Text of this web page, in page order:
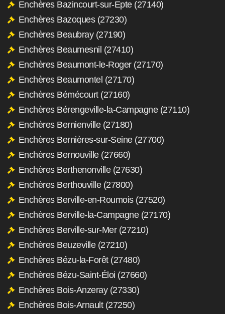
Enchères Bazincourt-sur-Epte (27140)
Enchères Bazoques (27230)
Enchères Beaubray (27190)
Enchères Beaumesnil (27410)
Enchères Beaumont-le-Roger (27170)
Enchères Beaumontel (27170)
Enchères Bémécourt (27160)
Enchères Bérengeville-la-Campagne (27110)
Enchères Bernienville (27180)
Enchères Bernières-sur-Seine (27700)
Enchères Bernouville (27660)
Enchères Berthenonville (27630)
Enchères Berthouville (27800)
Enchères Berville-en-Roumois (27520)
Enchères Berville-la-Campagne (27170)
Enchères Berville-sur-Mer (27210)
Enchères Beuzeville (27210)
Enchères Bézu-la-Forêt (27480)
Enchères Bézu-Saint-Éloi (27660)
Enchères Bois-Anzeray (27330)
Enchères Bois-Arnault (27250)